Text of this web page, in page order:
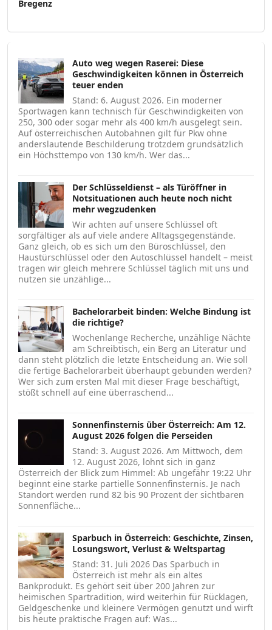
Bregenz
Auto weg wegen Raserei: Diese
Geschwindigkeiten können in Österreich
teuer enden
Stand: 6. August 2026. Ein moderner
Sportwagen kann technisch für Geschwindigkeiten von
250, 300 oder sogar mehr als 400 km/h ausgelegt sein.
Auf österreichischen Autobahnen gilt für Pkw ohne
anderslautende Beschilderung trotzdem grundsätzlich
ein Höchsttempo von 130 km/h. Wer das...
Der Schlüsseldienst – als Türöffner in
Notsituationen auch heute noch nicht
mehr wegzudenken
Wir achten auf unsere Schlüssel oft
sorgfältiger als auf viele andere Alltagsgegenstände.
Ganz gleich, ob es sich um den Büroschlüssel, den
Haustürschlüssel oder den Autoschlüssel handelt – meist
tragen wir gleich mehrere Schlüssel täglich mit uns und
nutzen sie unzählige...
Bachelorarbeit binden: Welche Bindung ist
die richtige?
Wochenlange Recherche, unzählige Nächte
am Schreibtisch, ein Berg an Literatur und
dann steht plötzlich die letzte Entscheidung an. Wie soll
die fertige Bachelorarbeit überhaupt gebunden werden?
Wer sich zum ersten Mal mit dieser Frage beschäftigt,
stößt schnell auf eine überraschend...
Sonnenfinsternis über Österreich: Am 12.
August 2026 folgen die Perseiden
Stand: 3. August 2026. Am Mittwoch, dem
12. August 2026, lohnt sich in ganz
Österreich der Blick zum Himmel: Ab ungefähr 19:22 Uhr
beginnt eine starke partielle Sonnenfinsternis. Je nach
Standort werden rund 82 bis 90 Prozent der sichtbaren
Sonnenfläche...
Sparbuch in Österreich: Geschichte, Zinsen,
Losungswort, Verlust & Weltspartag
Stand: 31. Juli 2026 Das Sparbuch in
Österreich ist mehr als ein altes
Bankprodukt. Es gehört seit über 200 Jahren zur
heimischen Spartradition, wird weiterhin für Rücklagen,
Geldgeschenke und kleinere Vermögen genutzt und wirft
bis heute praktische Fragen auf: Was...